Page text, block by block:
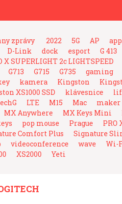
zprávy 2022 5G AP
D-Link dock esport G 413
X SUPERLIGHT 2c LIGHTSPEED
G713 G715 G735 gaming
kamera Kingston
XS1000 SSD
klávesnice
LTE M15 Mac maker
MX Anywhere MX Keys Mini
pop mouse Prague PRO
Comfort Plus
Signature
videoconference wave Wi-
XS2000 Yeti